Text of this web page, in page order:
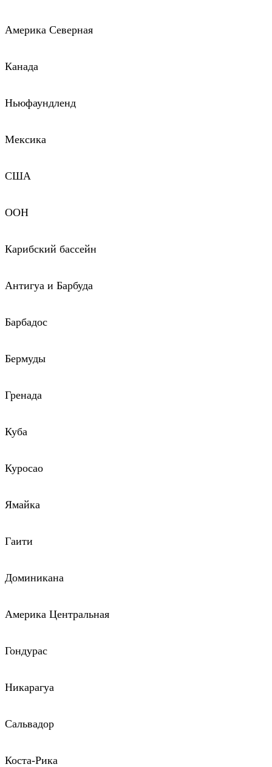
Америка Северная
Канада
Ньюфаундленд
Мексика
США
ООН
Карибский бассейн
Антигуа и Барбуда
Барбадос
Бермуды
Гренада
Куба
Куросао
Ямайка
Гаити
Доминикана
Америка Центральная
Гондурас
Никарагуа
Сальвадор
Коста-Рика